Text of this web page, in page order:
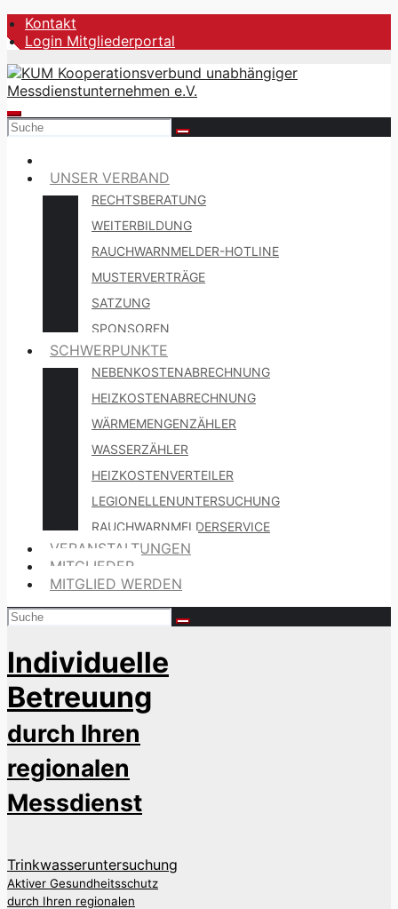
Zum
Inhalt
Kontakt
Login Mitgliederportal
UNSER VERBAND
RECHTSBERATUNG
WEITERBILDUNG
RAUCHWARNMELDER-HOTLINE
MUSTERVERTRÄGE
SATZUNG
SPONSOREN
SCHWERPUNKTE
NEBENKOSTENABRECHNUNG
HEIZKOSTENABRECHNUNG
WÄRMEMENGENZÄHLER
WASSERZÄHLER
HEIZKOSTENVERTEILER
LEGIONELLENUNTERSUCHUNG
RAUCHWARNMELDERSERVICE
VERANSTALTUNGEN
MITGLIEDER
MITGLIED WERDEN
Individuelle
Betreuung
durch Ihren
regionalen
Messdienst
Beitrags-
Navigation
Trinkwasseruntersuchung
Aktiver Gesundheitsschutz
durch Ihren regionalen